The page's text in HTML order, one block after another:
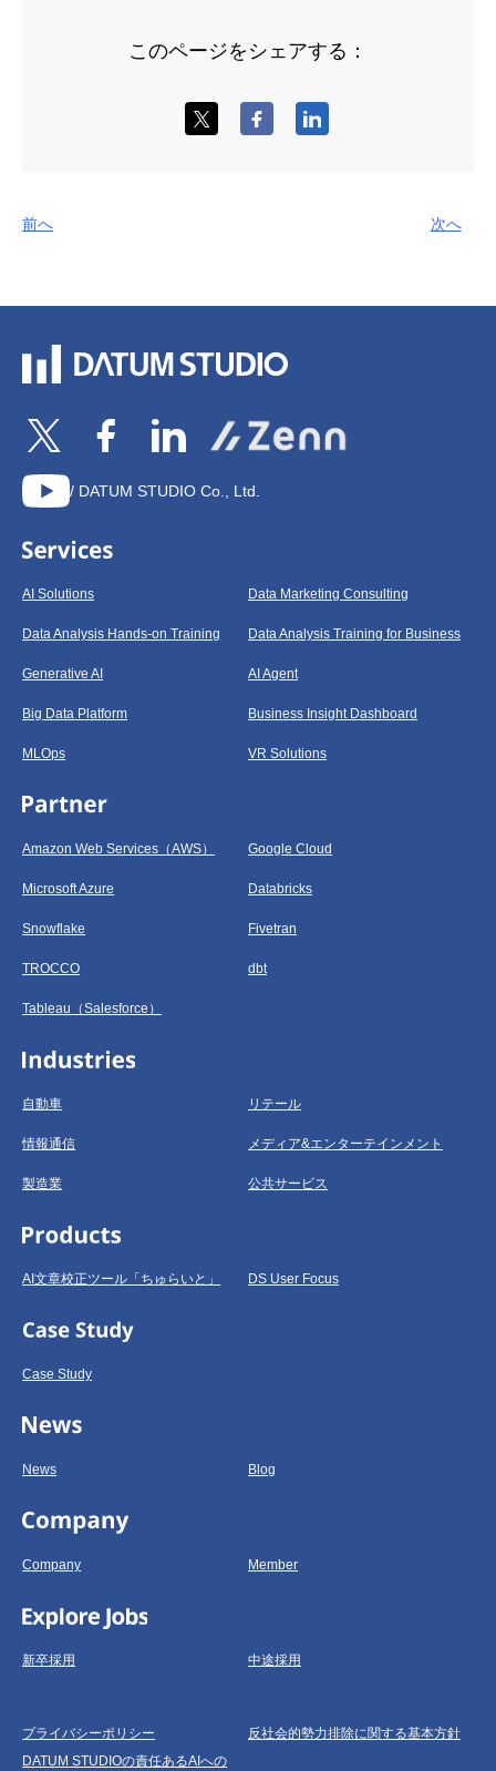
このページをシェアする：
前へ 次へ
/ DATUM STUDIO Co., Ltd.
AI Solutions Data Marketing Consulting
Data Analysis Hands-on Training Data Analysis Training for Business
Generative AI AI Agent
Big Data Platform Business Insight Dashboard
MLOps VR Solutions
Amazon Web Services（AWS） Google Cloud
Microsoft Azure Databricks
Snowflake Fivetran
TROCCO dbt
Tableau（Salesforce）
自動車 リテール
情報通信 メディア&エンターテインメント
製造業 公共サービス
AI文章校正ツール「ちゅらいと」 DS User Focus
Case Study
News Blog
Company Member
新卒採用 中途採用
プライバシーポリシー
反社会的勢力排除に関する基本方針
DATUM STUDIOの責任あるAIへの